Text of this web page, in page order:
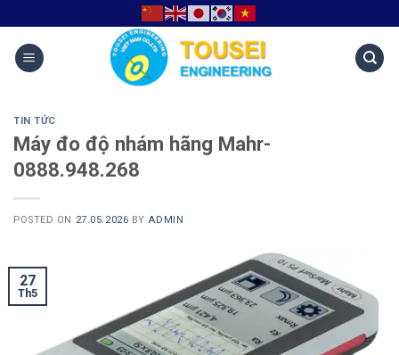
TIN TỨC
Máy đo độ nhám hãng Mahr-
0888.948.268
POSTED ON 27.05.2026 BY ADMIN
27
Th5